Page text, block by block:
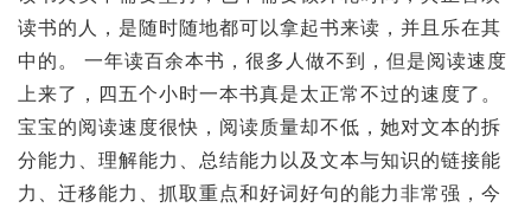
读书的人，是随时随地都可以拿起书来读，并且乐在其
中的。 一年读百余本书，很多人做不到，但是阅读速度
上来了，四五个小时一本书真是太正常不过的速度了。
宝宝的阅读速度很快，阅读质量却不低，她对文本的拆
分能力、理解能力、总结能力以及文本与知识的链接能
力、迁移能力、抓取重点和好词好句的能力非常强，今